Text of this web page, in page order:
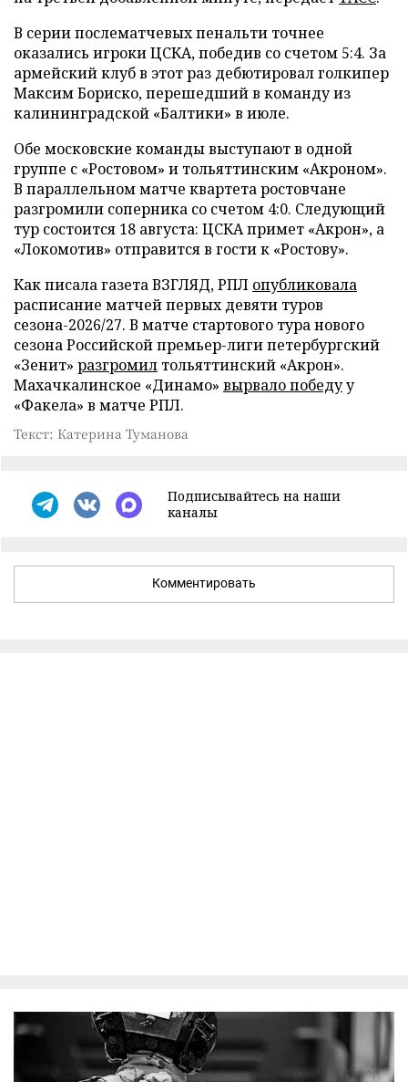
В серии послематчевых пенальти точнее
оказались игроки ЦСКА, победив со счетом 5:4. За
армейский клуб в этот раз дебютировал голкипер
Максим Бориско, перешедший в команду из
калининградской «Балтики» в июле.
Обе московские команды выступают в одной
группе с «Ростовом» и тольяттинским «Акроном».
В параллельном матче квартета ростовчане
разгромили соперника со счетом 4:0. Следующий
тур состоится 18 августа: ЦСКА примет «Акрон», а
«Локомотив» отправится в гости к «Ростову».
Как писала газета ВЗГЛЯД, РПЛ опубликовала
расписание матчей первых девяти туров
сезона-2026/27. В матче стартового тура нового
сезона Российской премьер-лиги петербургский
«Зенит» разгромил тольяттинский «Акрон».
Махачкалинское «Динамо» вырвало победуу
«Факела» в матче РПЛ.
Текст: Катерина Туманова
Подписывайтесь на наши
каналы
Комментировать